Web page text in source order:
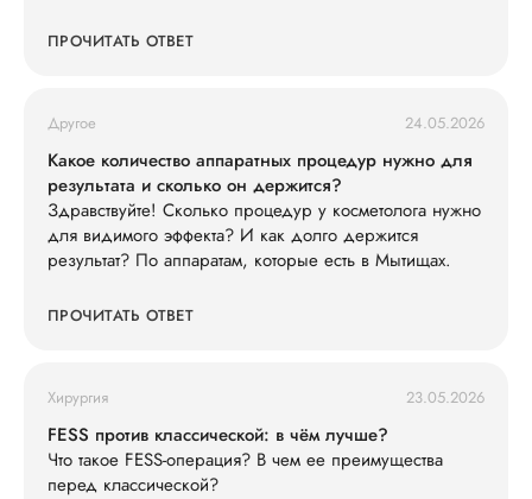
ПРОЧИТАТЬ ОТВЕТ
Другое 24.05.2026
Какое количество аппаратных процедур нужно для
результата и сколько он держится?
Здравствуйте! Сколько процедур у косметолога нужно
для видимого эффекта? И как долго держится
результат? По аппаратам, которые есть в Мытищах.
ПРОЧИТАТЬ ОТВЕТ
Хирургия 23.05.2026
FESS против классической: в чём лучше?
Что такое FESS-операция? В чем ее преимущества
перед классической?